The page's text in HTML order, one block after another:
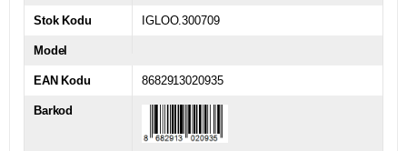
Stok Kodu IGLOO.300709
Model
EAN Kodu 8682913020935
Barkod